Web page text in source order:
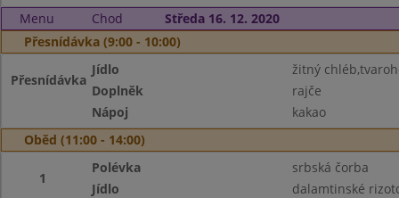
Menu
Chod
Středa 16. 12. 2020
Přesnídávka (9:00 - 10:00)
Přesnídávka
Jídlo
žitný
Doplněk
rajče
Nápoj
kakao
Oběd (11:00 - 14:00)
1
Polévka
srbská čorba
Jídlo
dalamtinské